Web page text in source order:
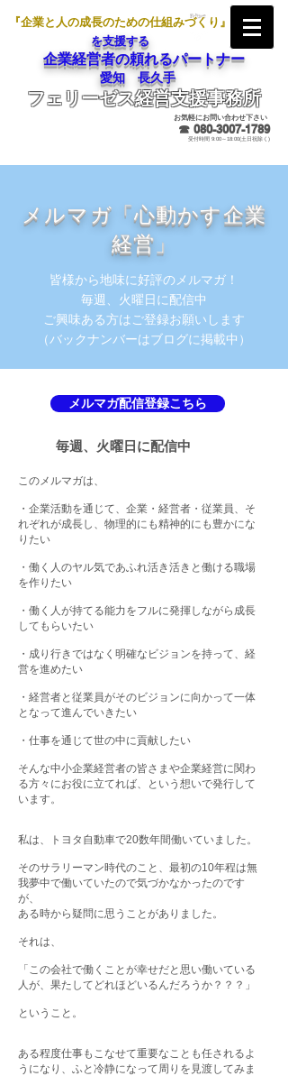
『企業と人の成長のための仕組みづくり』
を支援する
企業経営者の頼れるパートナー
愛知 長久手
フェリーゼス経営支援事務所
お気軽にお問い合わせ下さい
☎ 080-3007-1789
受付時間 9:00～18:00(土日祝除く)
メルマガ「心動かす企業
経営」
皆様から地味に好評のメルマガ！
​毎週、火曜日に配信中
ご興味ある方はご登録お願いします
​（バックナンバーはブログに掲載中）
メルマガ配信登録こちら
毎週、火曜日に配信中
このメルマガは、
・企業活動を通じて、企業・経営者・従業員、そ
れぞれが成長し、物理的にも精神的にも豊かにな
りたい
・働く人のヤル気であふれ活き活きと働ける職場
を作りたい
・働く人が持てる能力をフルに発揮しながら成長
してもらいたい
・成り行きではなく明確なビジョンを持って、経
営を進めたい
・経営者と従業員がそのビジョンに向かって一体
となって進んでいきたい
・仕事を通じて世の中に貢献したい
そんな中小企業経営者の皆さまや企業経営に関わ
る方々にお役に立てれば、という想いで発行して
います。
私は、トヨタ自動車で20数年間働いていました。
そのサラリーマン時代のこと、最初の10年程は無
我夢中で働いていたので気づかなかったのです
が、
ある時から疑問に思うことがありました。
それは、
「この会社で働くことが幸せだと思い働いている
人が、果たしてどれほどいるんだろうか？？？」
ということ。
ある程度仕事もこなせて重要なことも任されるよ
うになり、ふと冷静になって周りを見渡してみま